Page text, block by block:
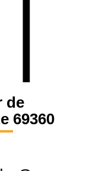
de
69360